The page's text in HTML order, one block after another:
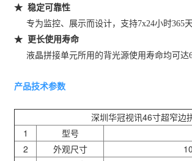
★ 稳定可靠性
专为监控、展示而设计，支持7x24小时365天
★ 更长使用寿命
液晶拼接单元所用的背光源使用寿命均可达6
产品技术参数
深圳华冠视讯46寸超窄边
1
型号
2
外观尺寸